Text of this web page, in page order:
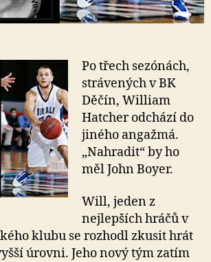
Po třech sezónách,
strávených v BK
Děčín, William
Hatcher odchází do
jiného angažmá.
„Nahradit“ by ho
měl John Boyer.
Will, jeden z
nejlepších hráčů v
klubu se rozhodl zkusit hrát
úrovni. Jeho nový tým zatím